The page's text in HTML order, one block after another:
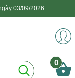
03/09/2026
0